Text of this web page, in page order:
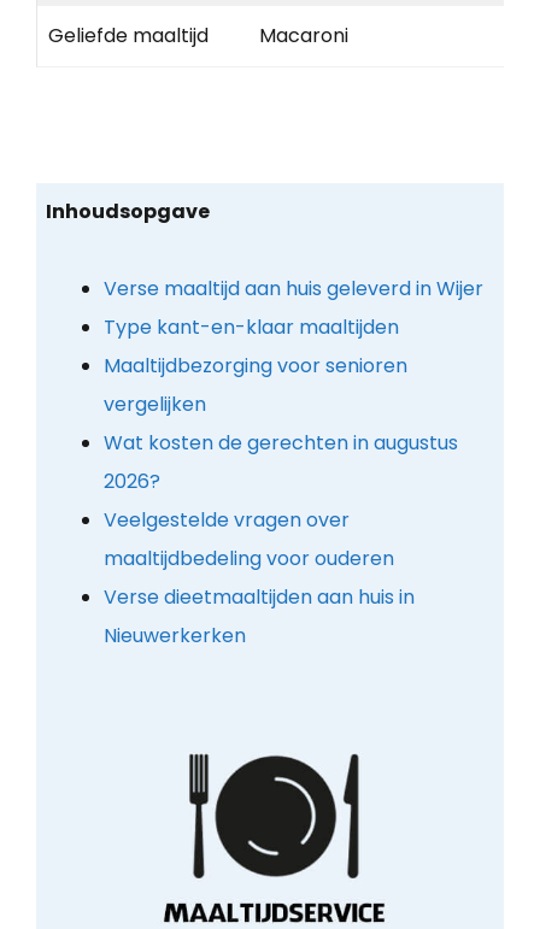
Geliefde maaltijd Macaroni
Inhoudsopgave
Verse maaltijd aan huis geleverd in Wijer
Type kant-en-klaar maaltijden
Maaltijdbezorging voor senioren
vergelijken
Wat kosten de gerechten in augustus
2026?
Veelgestelde vragen over
maaltijdbedeling voor ouderen
Verse dieetmaaltijden aan huis in
Nieuwerkerken